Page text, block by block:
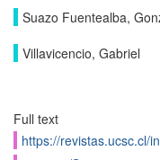
Suazo Fuentealba,
Villavicencio, Gabriel
Full text
https://revistas.ucsc.cl/